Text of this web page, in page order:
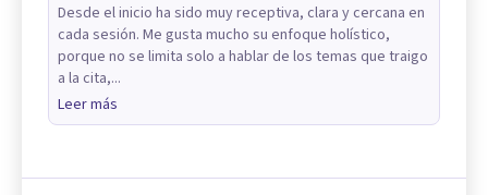
Desde el inicio ha sido muy receptiva, clara y cercana en
cada sesión. Me gusta mucho su enfoque holístico,
porque no se limita solo a hablar de los temas que traigo
a la cita,...
Leer más